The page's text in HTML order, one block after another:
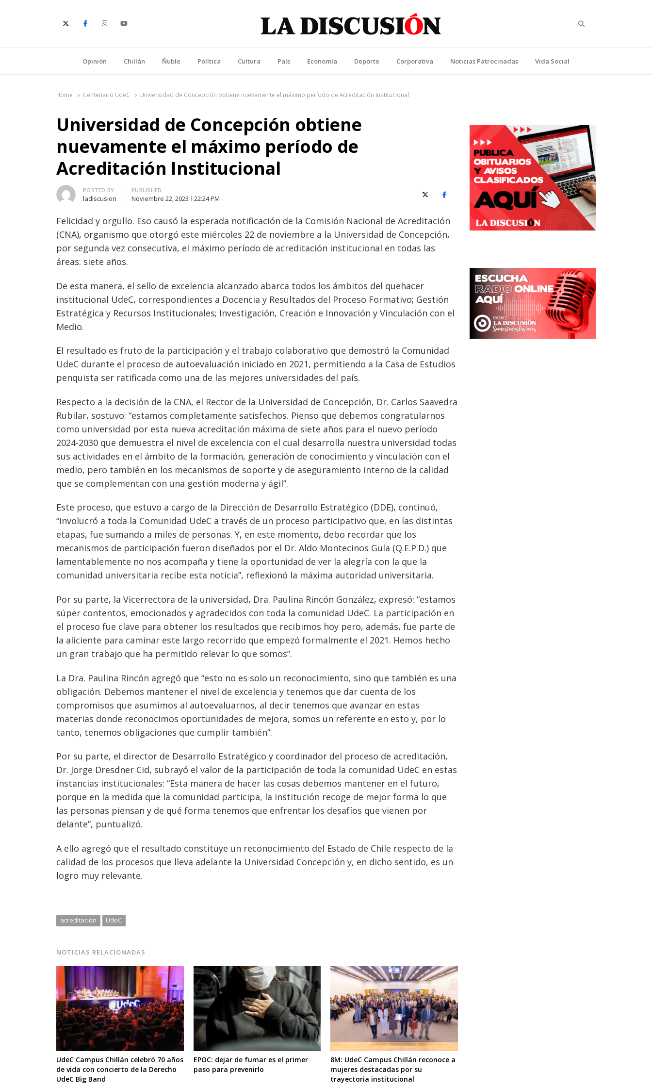
Opinión Chillán Ñuble Política Cultura País Economía Deporte Corporativa Noticias Patrocinadas Vida Social
Home Centenario UdeC Universidad de Concepción obtiene nuevamente el máximo período de Acreditación Institucional
Universidad de Concepción obtiene
nuevamente el máximo período de
Acreditación Institucional
Author
POSTED BY
ladiscusion
PUBLISHED
Noviembre 22, 2023 22:24 PM X (Twitter)Facebook
Felicidad y orgullo. Eso causó la esperada notificación de la Comisión Nacional de Acreditación
(CNA), organismo que otorgó este miércoles 22 de noviembre a la Universidad de Concepción,
por segunda vez consecutiva, el máximo período de acreditación institucional en todas las
áreas: siete años.
De esta manera, el sello de excelencia alcanzado abarca todos los ámbitos del quehacer
institucional UdeC, correspondientes a Docencia y Resultados del Proceso Formativo; Gestión
Estratégica y Recursos Institucionales; Investigación, Creación e Innovación y Vinculación con el
Medio.
El resultado es fruto de la participación y el trabajo colaborativo que demostró la Comunidad
UdeC durante el proceso de autoevaluación iniciado en 2021, permitiendo a la Casa de Estudios
penquista ser ratificada como una de las mejores universidades del país.
Respecto a la decisión de la CNA, el Rector de la Universidad de Concepción, Dr. Carlos Saavedra
Rubilar, sostuvo: “estamos completamente satisfechos. Pienso que debemos congratularnos
como universidad por esta nueva acreditación máxima de siete años para el nuevo período
2024-2030 que demuestra el nivel de excelencia con el cual desarrolla nuestra universidad todas
sus actividades en el ámbito de la formación, generación de conocimiento y vinculación con el
medio, pero también en los mecanismos de soporte y de aseguramiento interno de la calidad
que se complementan con una gestión moderna y ágil”.
Este proceso, que estuvo a cargo de la Dirección de Desarrollo Estratégico (DDE), continuó,
“involucró a toda la Comunidad UdeC a través de un proceso participativo que, en las distintas
etapas, fue sumando a miles de personas. Y, en este momento, debo recordar que los
mecanismos de participación fueron diseñados por el Dr. Aldo Montecinos Gula (Q.E.P.D.) que
lamentablemente no nos acompaña y tiene la oportunidad de ver la alegría con la que la
comunidad universitaria recibe esta noticia”, reflexionó la máxima autoridad universitaria.
Por su parte, la Vicerrectora de la universidad, Dra. Paulina Rincón González, expresó: “estamos
súper contentos, emocionados y agradecidos con toda la comunidad UdeC. La participación en
el proceso fue clave para obtener los resultados que recibimos hoy pero, además, fue parte de
la aliciente para caminar este largo recorrido que empezó formalmente el 2021. Hemos hecho
un gran trabajo que ha permitido relevar lo que somos”.
La Dra. Paulina Rincón agregó que “esto no es solo un reconocimiento, sino que también es una
obligación. Debemos mantener el nivel de excelencia y tenemos que dar cuenta de los
compromisos que asumimos al autoevaluarnos, al decir tenemos que avanzar en estas
materias donde reconocimos oportunidades de mejora, somos un referente en esto y, por lo
tanto, tenemos obligaciones que cumplir también”.
Por su parte, el director de Desarrollo Estratégico y coordinador del proceso de acreditación,
Dr. Jorge Dresdner Cid, subrayó el valor de la participación de toda la comunidad UdeC en estas
instancias institucionales: “Esta manera de hacer las cosas debemos mantener en el futuro,
porque en la medida que la comunidad participa, la institución recoge de mejor forma lo que
las personas piensan y de qué forma tenemos que enfrentar los desafíos que vienen por
delante”, puntualizó.
A ello agregó que el resultado constituye un reconocimiento del Estado de Chile respecto de la
calidad de los procesos que lleva adelante la Universidad Concepción y, en dicho sentido, es un
logro muy relevante.
acreditación UdeC
NOTICIAS RELACIONADAS
UdeC Campus Chillán celebró 70 años
de vida con concierto de la Derecho
UdeC Big Band
EPOC: dejar de fumar es el primer
paso para prevenirlo
8M: UdeC Campus Chillán reconoce a
mujeres destacadas por su
trayectoria institucional
Navegación